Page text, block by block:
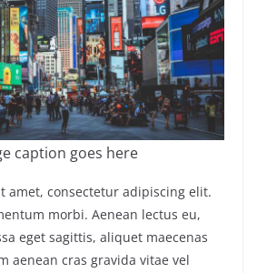
caption goes here
amet, consectetur adipiscing elit.
morbi. Aenean lectus eu,
eget sagittis, aliquet maecenas
aenean cras gravida vitae vel